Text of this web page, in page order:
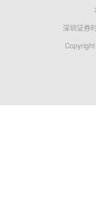
深圳证券